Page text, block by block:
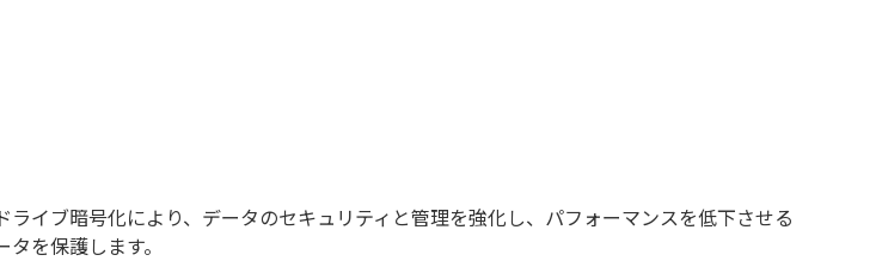
ライブ暗号化により、データのセキュリティと管理を強化し、パフォーマンスを低下させる
タを保護します。